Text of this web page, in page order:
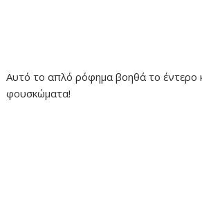
Αυτό το απλό ρόφημα βοηθά το έντερο
φουσκώματα!